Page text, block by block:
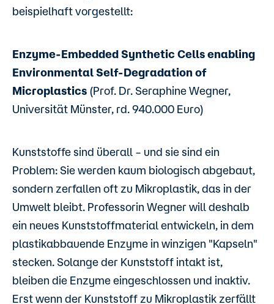
beispielhaft vorgestellt:
Enzyme-Embedded Synthetic Cells enabling
Environmental Self-Degradation of
Microplastics (Prof. Dr. Seraphine Wegner,
Universität Münster, rd. 940.000 Euro)
Kunststoffe sind überall – und sie sind ein
Problem: Sie werden kaum biologisch abgebaut,
sondern zerfallen oft zu Mikroplastik, das in der
Umwelt bleibt. Professorin Wegner will deshalb
ein neues Kunststoffmaterial entwickeln, in dem
plastikabbauende Enzyme in winzigen "Kapseln"
stecken. Solange der Kunststoff intakt ist,
bleiben die Enzyme eingeschlossen und inaktiv.
Erst wenn der Kunststoff zu Mikroplastik zerfällt